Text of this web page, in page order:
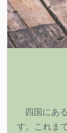
四国にあ
す。これま